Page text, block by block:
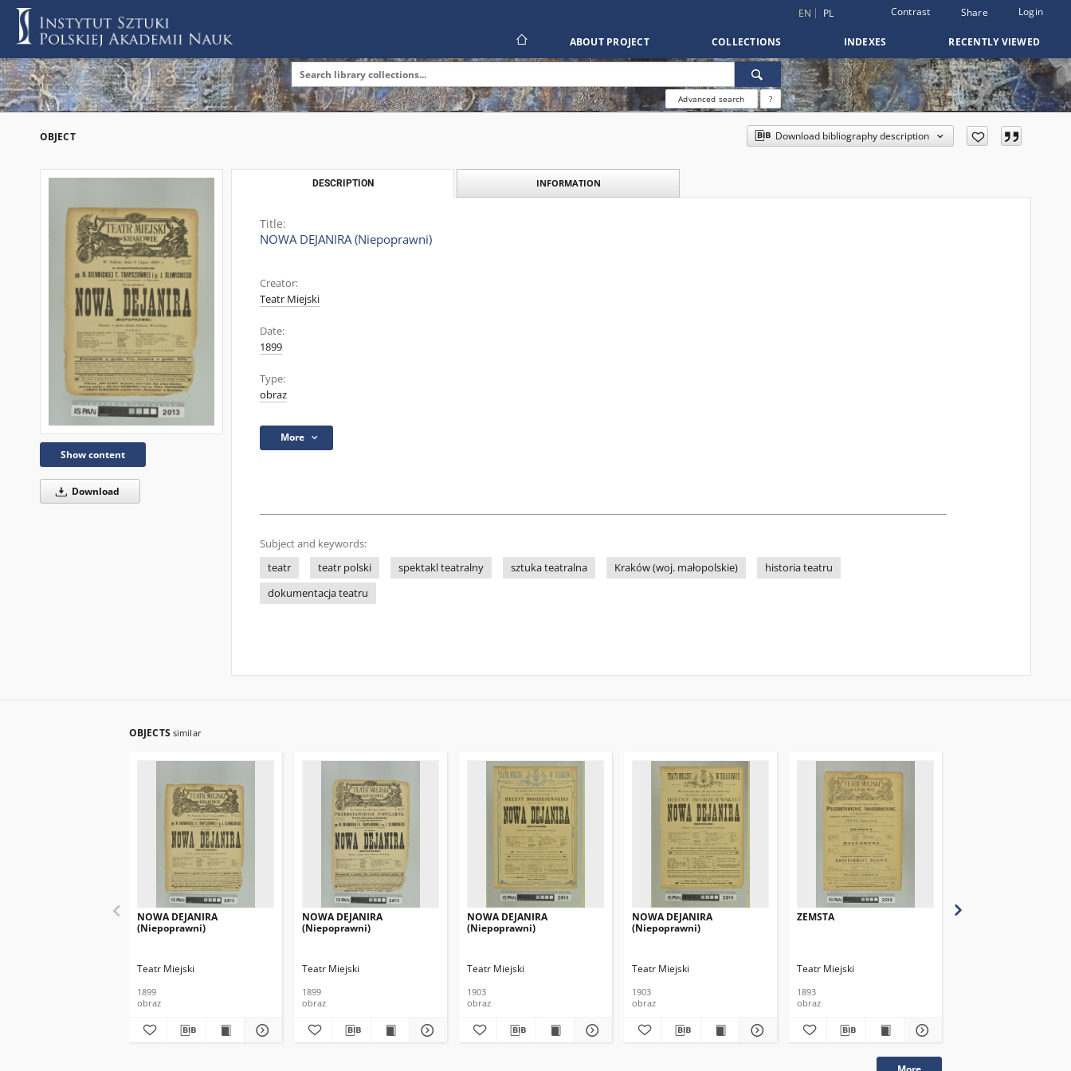
EN PL Contrast Share Login
ABOUT PROJECT COLLECTIONS INDEXES RECENTLY VIEWED
Advanced search ?
OBJECT Download bibliography description
Show content
Download
DESCRIPTION INFORMATION
Title:
NOWA DEJANIRA (Niepoprawni)
Creator:
Teatr Miejski
Date:
1899
Type:
obraz
More
Subject and keywords:
teatr
teatr polski spektakl teatralny sztuka teatralna Kraków (woj. małopolskie)
historia teatru
dokumentacja teatru
OBJECTS similar
NOWA DEJANIRA
(Niepoprawni)
Teatr Miejski
1899
obraz
NOWA DEJANIRA
(Niepoprawni)
Teatr Miejski
1899
obraz
NOWA DEJANIRA
(Niepoprawni)
Teatr Miejski
1903
obraz
NOWA DEJANIRA
(Niepoprawni)
Teatr Miejski
1903
obraz
ZEMSTA
Teatr Miejski
1893
obraz